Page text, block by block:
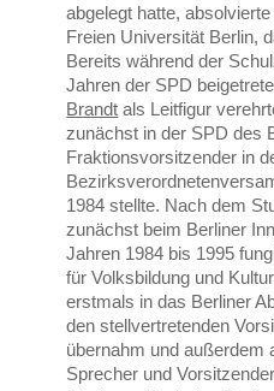
abgelegt hatte,
Freien Universität Berlin,
Bereits während der
Jahren der SPD
Brandt als Leitfigur
zunächst in der SPD des
Fraktionsvorsitzender in
1984 stellte. Nach dem
zunächst beim Berliner
Jahren 1984 bis 1995
für Volksbildung und
erstmals in das Berliner
den stellvertretenden
übernahm und außerdem
Sprecher und